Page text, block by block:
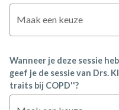
Maak een keuze
Wanneer je deze sessie
geef je de sessie van Drs.
traits bij COPD''?